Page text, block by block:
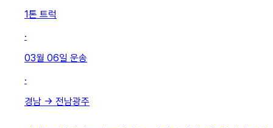
1톤 트럭
·
03월 06일 운송
·
경남 → 전남광주